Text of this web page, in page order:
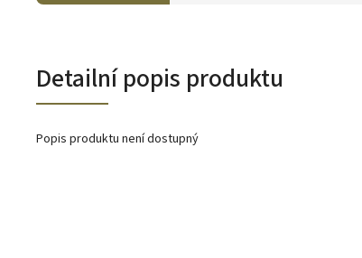
Detailní popis produktu
Popis produktu není dostupný